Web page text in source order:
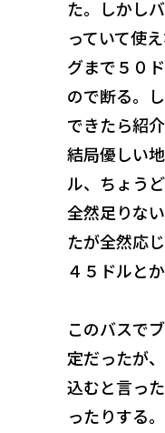
た。しかし
っていて使
グまで５０
ので断る。
できたら紹
結局優しい
ル、ちょう
全然足りな
たが全然応
４５ドルと
このバスで
定だったが
込むと言っ
ったりする。